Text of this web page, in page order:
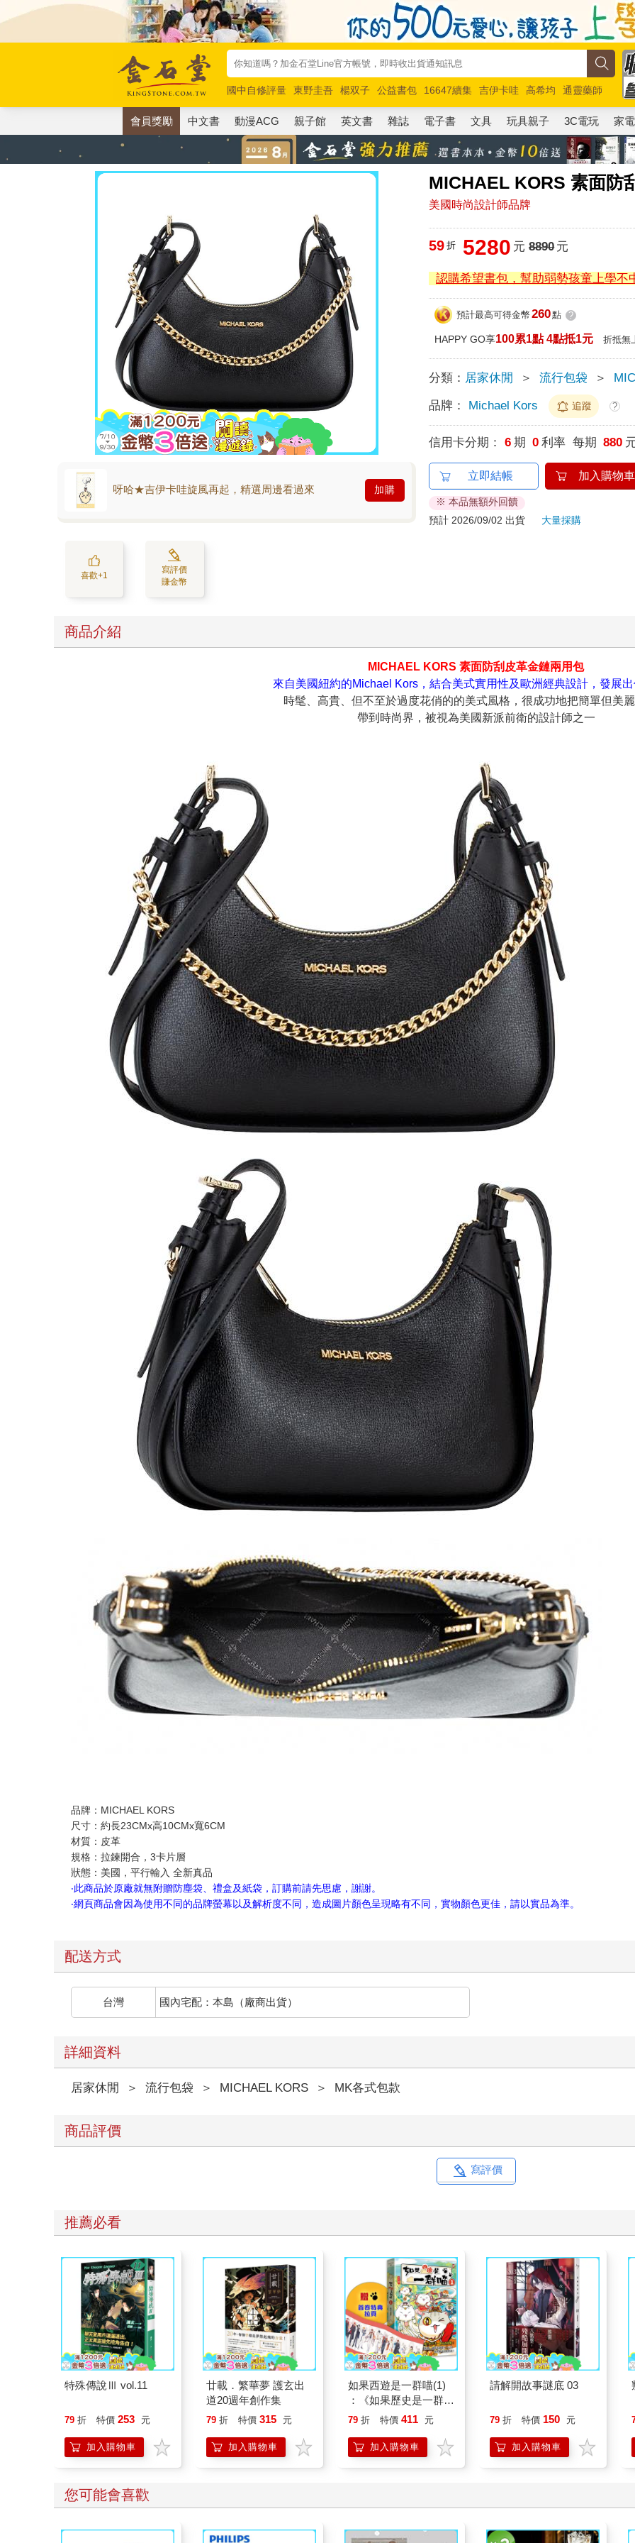
國中自修評量 東野圭吾 楊双子 公益書包 16647續集 吉伊卡哇 高希均
通靈藥師
唯紅花綻放
奧德賽 路邊攤新作 馬斯克 玩具總動員5 超慢跑
會員獎勵 中文書 動漫ACG 親子館 英文書 雜誌 電子書 文具 玩具親子 3C電玩 家電
MICHAEL KORS 素面防
美國時尚設計師品牌
呀哈★吉伊卡哇旋風再起，精選周邊看過來 加購
喜歡+1
寫評價
賺金幣
59 折 5280 元 8890元
認購希望書包，幫助弱勢孩童上學不
預計最高可得金幣 260點 ?
HAPPY GO享100累1點 4點抵1元 折抵無
分類： 居家休閒 ＞ 流行包袋 ＞
品牌： Michael Kors 追蹤 ?
信用卡分期： 6 期 0 利率 每期 880
立即結帳 加入購物車
※ 本品無額外回饋
預計 2026/09/02 出貨
大量採購
商品介紹
MICHAEL KORS 素面防刮皮革金鏈兩用包
來自美國紐約的Michael Kors，結合美式實用性及歐洲經典設計，發展
時髦、高貴、但不至於過度花俏的的美式風格，很成功地把簡單但美
帶到時尚界，被視為美國新派前衛的設計師之一
品牌：MICHAEL KORS
尺寸：約長23CMx高10CMx寬6CM
材質：皮革
規格：拉鍊開合，3卡片層
狀態：美國，平行輸入 全新真品
‧此商品於原廠就無附贈防塵袋、禮盒及紙袋，訂購前請先思慮，謝謝。
‧網頁商品會因為使用不同的品牌螢幕以及解析度不同，造成圖片顏色呈現略有不同，實物顏色更佳，請以實品為準。
配送方式
台灣 國內宅配：本島（廠商出貨）
詳細資料
居家休閒 ＞ 流行包袋 ＞ MICHAEL KORS ＞ MK各式包款
商品評價
寫評價
推薦必看
特殊傳說Ⅲ vol.11
79 折 特價 253 元
加入購物車
廿載．繁華夢 護玄出
道20週年創作集
79 折 特價 315 元
加入購物車
如果西遊是一群喵(1)
：《如果歷史是一群
喵》作者最新力作，附
79 折 特價 411 元
加入購物車
請解開故事謎底 03
79 折 特價 150 元
加入購物車
您可能會喜歡